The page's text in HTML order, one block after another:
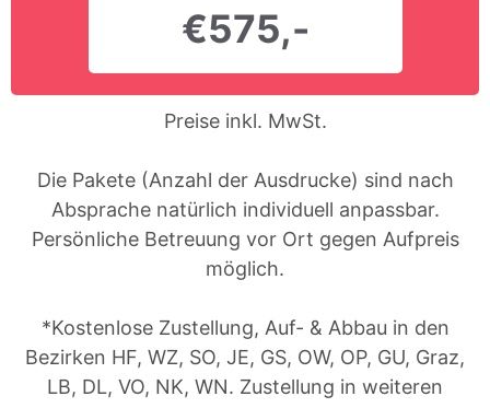
€575,-
Preise inkl. MwSt.
Die Pakete (Anzahl der Ausdrucke) sind nach
Absprache natürlich individuell anpassbar.
Persönliche Betreuung vor Ort gegen Aufpreis
möglich.
*Kostenlose Zustellung, Auf- & Abbau in den
Bezirken HF, WZ, SO, JE, GS, OW, OP, GU, Graz,
LB, DL, VO, NK, WN. Zustellung in weiteren